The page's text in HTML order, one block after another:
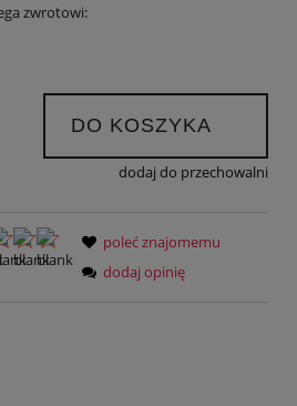
zwrotowi:
DO KOSZYKA
dodaj do przechowalni
poleć znajomemu
dodaj opinię